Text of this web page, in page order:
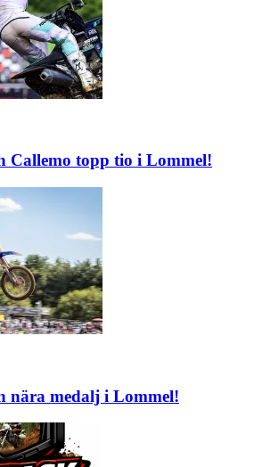
Callemo topp tio i Lommel!
nära medalj i Lommel!